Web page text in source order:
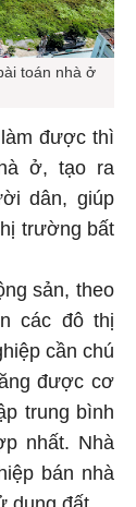
toán nhà ở
được thì
ở, tạo ra
dân, giúp
trường bất
sản, theo
các đô thị
cần chú
được cơ
trung bình
nhất. Nhà
bán nhà
dụng đất…